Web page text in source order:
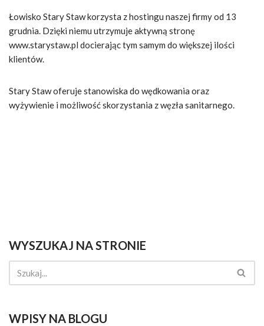
Łowisko Stary Staw korzysta z hostingu naszej firmy od 13
grudnia. Dzięki niemu utrzymuje aktywną stronę
www.starystaw.pl docierając tym samym do większej ilości
klientów.
Stary Staw oferuje stanowiska do wędkowania oraz
wyżywienie i możliwość skorzystania z węzła sanitarnego.
WYSZUKAJ NA STRONIE
WPISY NA BLOGU